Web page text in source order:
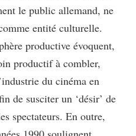
le public allemand, ne
entité culturelle.
productive évoquent,
productif à combler,
du cinéma en
de susciter un ‘désir’ de
spectateurs. En outre,